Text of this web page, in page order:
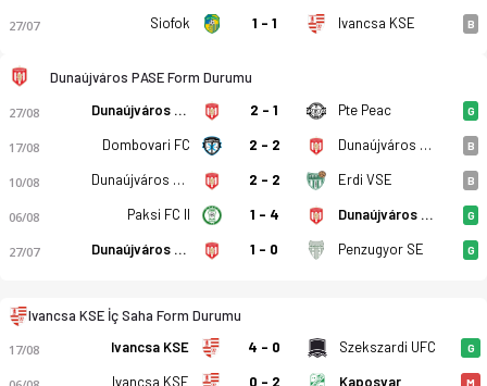
Ivancsa KSE - Dunaújváros Palhalma Agrospecial SE 0-4
27/07 Siofok 1 - 1 Ivancsa KSE B
Dunaújváros PASE Form Durumu
27/08 Dunaújváros PASE 2 - 1 Pte Peac G
17/08 Dombovari FC 2 - 2 Dunaújváros PASE B
10/08 Dunaújváros PASE 2 - 2 Erdi VSE B
06/08 Paksi FC II 1 - 4 Dunaújváros PASE G
27/07 Dunaújváros PASE 1 - 0 Penzugyor SE G
Ivancsa KSE İç Saha Form Durumu
17/08 Ivancsa KSE 4 - 0 Szekszardi UFC G
Ivancsa KSE 0 - 2 Kaposvar M